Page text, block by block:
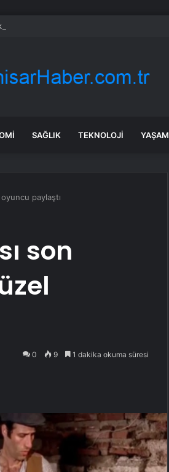
ve Araziler
SAĞLIK TEKNOLOJI YAŞAM
paylaştı
son
0 9 1 dakika okuma süresi